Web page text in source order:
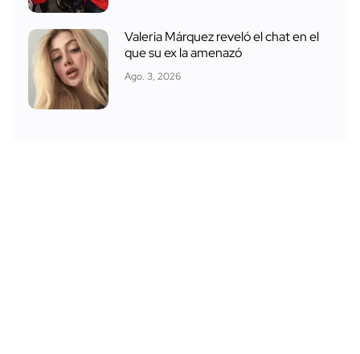
Valeria Márquez reveló el chat en el
que su ex la amenazó
Ago. 3, 2026